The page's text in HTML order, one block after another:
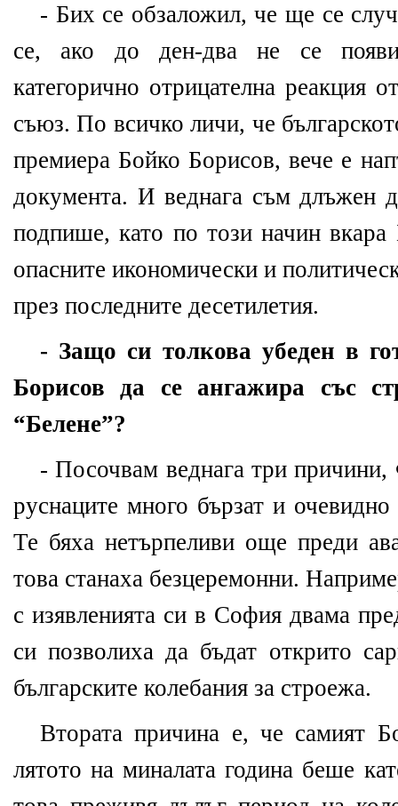
- Бих се обзаложил, че ще се
се, ако до ден-два не се
категорично отрицателна реакция
съюз. По всичко личи, че
премиера Бойко Борисов, вече е
документа. И веднага съм длъжен
подпише, като по този начин
опасните икономически и
през последните десетилетия.
- Защо си толкова убеден в
Борисов да се ангажира със
“Белене”?
- Посочвам веднага три
руснаците много бързат и очевидно
Те бяха нетърпеливи още преди
това станаха безцеремонни.
с изявленията си в София двама
си позволиха да бъдат открито
българските колебания за строежа.
Втората причина е, че самият
лятото на миналата година беше